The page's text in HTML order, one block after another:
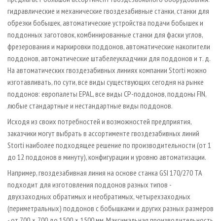
гидравлические и механические гвоздезабивные станки, станки для
обрезки бобышек, автоматические устройства подачи бобышек и
поддонных заготовок, комбинированные станки для фаски углов,
фрезерования и маркировки поддонов, автоматические накопители
поддонов, автоматические штабелеукладчики для поддонов и т. д.
На автоматических гвоздезабивных линиях компании Storti можно
изготавливать, по сути, все виды существующих сегодня на рынке
поддонов: европалеты EPAL, все виды CP-поддонов, поддоны FIN,
любые стандартные и нестандартные виды поддонов.
Исходя из своих потребностей и возможностей предприятия,
заказчики могут выбрать в ассортименте гвоздезабивных линий
Storti наиболее подходящее решение по производительности (от 1
до 12 поддонов в минуту), конфигурации и уровню автоматизации.
Например, гвоздезабивная линия на основе станка GSI 170/270 TA
подходит для изготовления поддонов разных типов -
двухзаходных обратимых и необратимых, четырехзаходных
(периметральных) поддонов с бобышками и других разных размеров